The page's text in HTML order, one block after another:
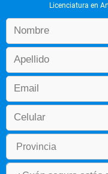
Licenciatura en